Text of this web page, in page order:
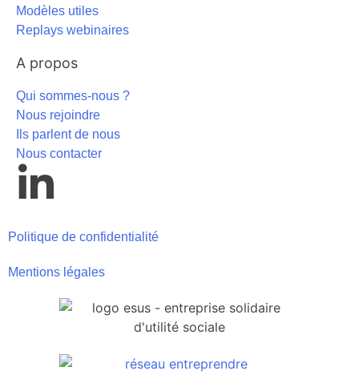
Modèles utiles
Replays webinaires
A propos
Qui sommes-nous ?
Nous rejoindre
Ils parlent de nous
Nous contacter
Politique de confidentialité
Mentions légales